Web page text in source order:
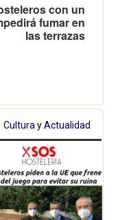
con un
fumar en
las terrazas
Cultura y Actualidad